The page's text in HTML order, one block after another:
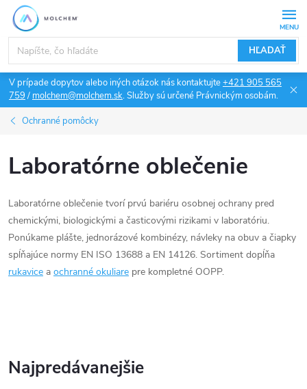
Prejsť
obsah
HĽADAŤ
V prípade dopytov alebo iných otázok nás kontaktujte+421 905 565
759/ molchem@molchem.sk. Služby sú určené Právnickým osobám.
Ochranné pomôcky
Laboratórne oblečenie
Laboratórne oblečenie tvorí prvú bariéru osobnej ochrany pred
chemickými, biologickými a časticovými rizikami v laboratóriu.
Ponúkame plášte, jednorázové kombinézy, návleky na obuv a čiapky
spĺňajúce normy EN ISO 13688 a EN 14126. Sortiment dopĺňa
rukavice a ochranné okuliare pre kompletné OOPP.
Najpredávanejšie